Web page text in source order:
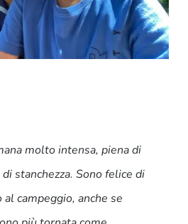
molto intensa, piena di
stanchezza. Sono felice di
campeggio, anche se